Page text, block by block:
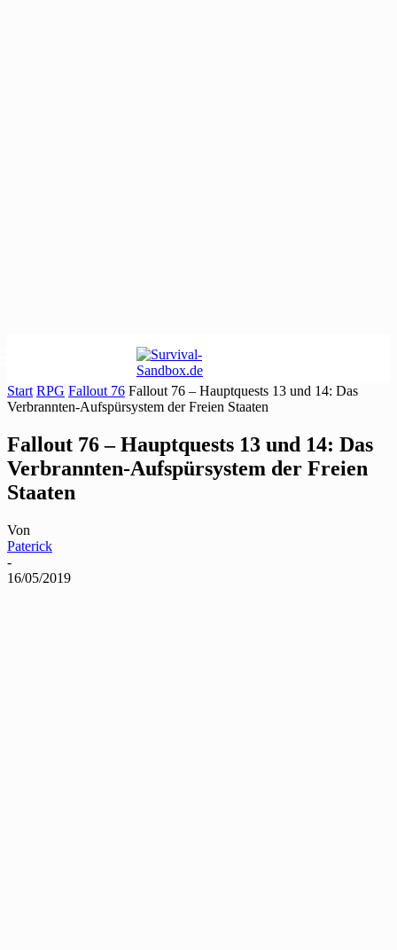
Start RPG Fallout 76 Fallout 76 – Hauptquests 13 und 14: Das
Verbrannten-Aufspürsystem der Freien Staaten
Fallout 76 – Hauptquests 13 und 14: Das
Verbrannten-Aufspürsystem der Freien
Staaten
Von
Paterick
-
16/05/2019